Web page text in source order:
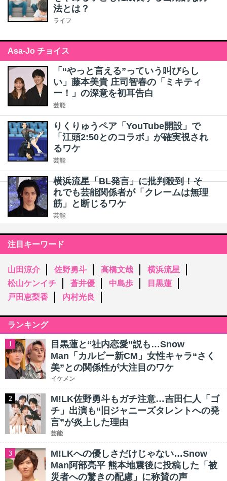
法とは？
ライフ
Asa-Jo チョイス
「“やっと言える”っていう叫びらし
い」藤本美貴 庄司智春の「ミキティ
ー！」の深意を初耳告白
芸能
りくりゅうペア「YouTube開設」で
「江頭2:50とのコラボ」が確実視され
るワケ
芸能
横浜流星「BL発言」に批判殺到！そ
れでも芸能関係者が「クレームは無理
筋」と断じるワケ
芸能
注目キーワード
山田涼介 佐野勇斗 高橋文哉
横浜流星
松山ケンイチ
蒼井優 中島歩
目黒蓮
戸田恵梨香
内村光良
ランキング
1
目黒蓮と“社内恋愛”説も…Snow
Man「カルビー新CM」女性キャラ“さく
美”との関係性が大注目のワケ
イケメン
2
M!LK佐野勇斗もガチ注意…吉田仁人「ゴ
チ」出演も“旧ジャニーズタレントへの発
言”が炎上した理由
芸能
3
M!LKへの優しさだけじゃない…Snow
Man阿部亮平 熊本地震後に投稿した「被
災者への驚きの配慮」に称賛の声